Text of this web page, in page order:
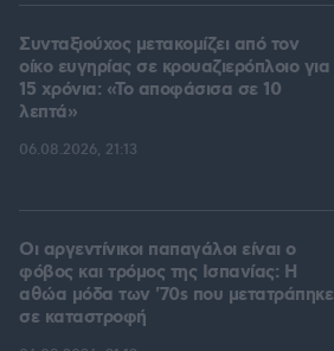
Συνταξιούχος μετακομίζει από τον
οίκο ευγηρίας σε κρουαζιερόπλοιο για
15 χρόνια: «Το αποφάσισα σε 10
λεπτά»
06.08.2026, 21:13
Οι αργεντίνικοι παπαγάλοι είναι ο
φόβος και τρόμος της Ισπανίας: Η
αθώα μόδα των '70s που μετατράπηκε
σε καταστροφή